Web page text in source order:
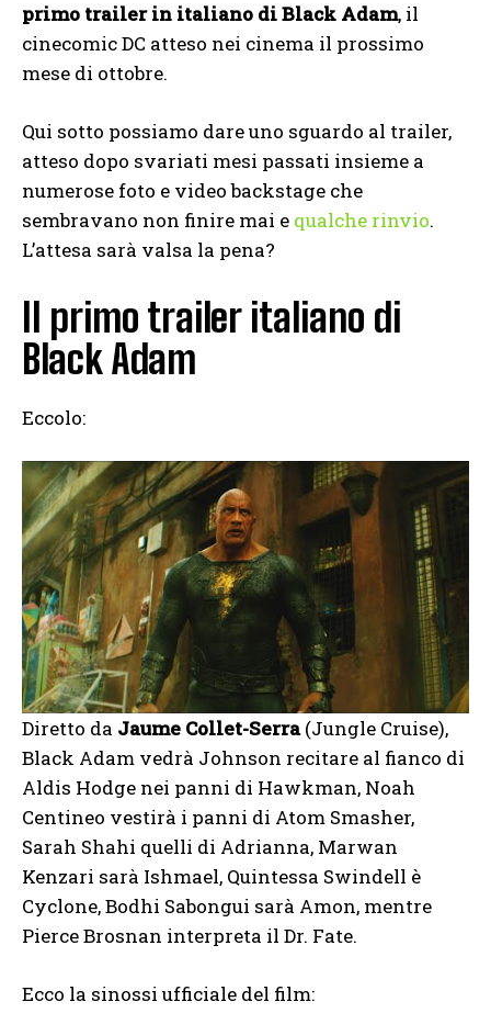
primo trailer in italiano di Black Adam, il
cinecomic DC atteso nei cinema il prossimo
mese di ottobre.
Qui sotto possiamo dare uno sguardo al trailer,
atteso dopo svariati mesi passati insieme a
numerose foto e video backstage che
sembravano non finire mai e qualche rinvio.
L’attesa sarà valsa la pena?
Il primo trailer italiano di
Black Adam
Eccolo:
Diretto da Jaume Collet-Serra(Jungle Cruise),
Black Adam vedrà Johnson recitare al fianco di
Aldis Hodge nei panni di Hawkman, Noah
Centineo vestirà i panni di Atom Smasher,
Sarah Shahi quelli di Adrianna, Marwan
Kenzari sarà Ishmael, Quintessa Swindell è
Cyclone, Bodhi Sabongui sarà Amon, mentre
Pierce Brosnan interpreta il Dr. Fate.
Ecco la sinossi ufficiale del film: